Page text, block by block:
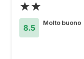
★★
8.5
Molto buono